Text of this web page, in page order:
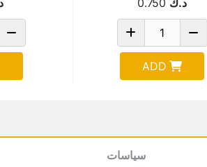
د.ك 0.750
ADD
سياسات